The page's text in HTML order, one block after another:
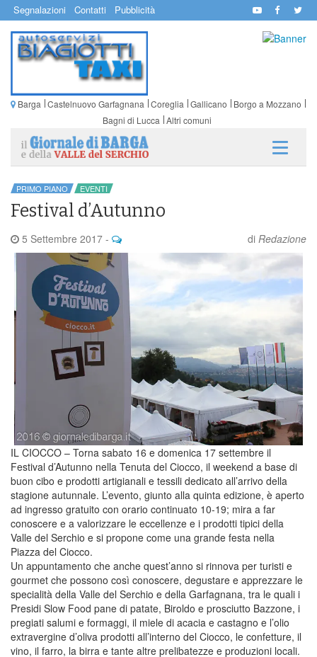
Segnalazioni Contatti Pubblicità
Barga Castelnuovo Garfagnana Coreglia Gallicano
Borgo a Mozzano
Bagni di Lucca Altri comuni
PRIMO PIANO EVENTI
Festival d’Autunno
5 Settembre 2017 - di Redazione
IL CIOCCO – Torna sabato 16 e domenica 17 settembre il
Festival d’Autunno nella Tenuta del Ciocco, il weekend a base di
buon cibo e prodotti artigianali e tessili dedicato all’arrivo della
stagione autunnale. L’evento, giunto alla quinta edizione, è aperto
ad ingresso gratuito con orario continuato 10-19; mira a far
conoscere e a valorizzare le eccellenze e i prodotti tipici della
Valle del Serchio e si propone come una grande festa nella
Piazza del Ciocco.
Un appuntamento che anche quest’anno si rinnova per turisti e
gourmet che possono così conoscere, degustare e apprezzare le
specialità della Valle del Serchio e della Garfagnana, tra le quali i
Presidi Slow Food pane di patate, Biroldo e prosciutto Bazzone, i
pregiati salumi e formaggi, il miele di acacia e castagno e l’olio
extravergine d’oliva prodotti all’interno del Ciocco, le confetture, il
vino, il farro, la birra e tante altre prelibatezze e produzioni locali.